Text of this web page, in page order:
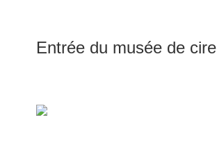
Entrée du musée de cire